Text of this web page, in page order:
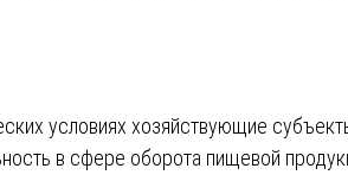
условиях хозяйствующие
в сфере оборота пищевой